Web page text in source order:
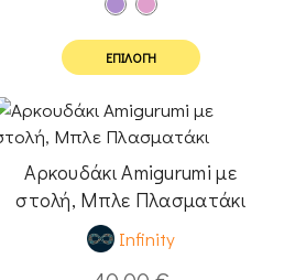
ΕΠΙΛΟΓΉ
Αρκουδάκι Amigurumi με
στολή, Μπλε Πλασματάκι
Infinity